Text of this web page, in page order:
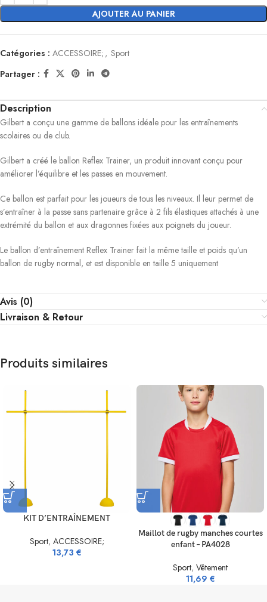
AJOUTER AU PANIER
Catégories : ACCESSOIRE; , Sport
Partager :
Description
Gilbert a conçu une gamme de ballons idéale pour les entraînements
scolaires ou de club.
Gilbert a créé le ballon Reflex Trainer, un produit innovant conçu pour
améliorer l’équilibre et les passes en mouvement.
Ce ballon est parfait pour les joueurs de tous les niveaux. Il leur permet de
s’entraîner à la passe sans partenaire grâce à 2 fils élastiques attachés à une
extrémité du ballon et aux dragonnes fixées aux poignets du joueur.
Le ballon d’entraînement Reflex Trainer fait la même taille et poids qu’un
ballon de rugby normal, et est disponible en taille 5 uniquement
Avis (0)
Livraison & Retour
Produits similaires
KIT D’ENTRAÎNEMENT
Sport, ACCESSOIRE;
13,73 €
Maillot de rugby manches courtes
enfant – PA4028
Sport, Vêtement
11,69 €